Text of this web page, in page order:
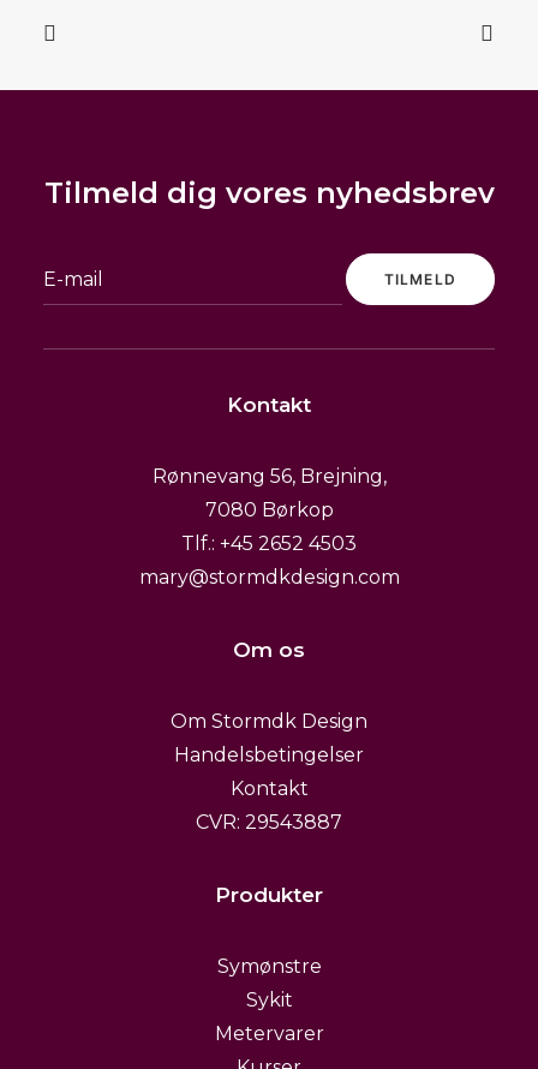
Minna Headband (gratis pdf)
READ MORE
Tilmeld dig vores nyhedsbrev
Kontakt
Rønnevang 56, Brejning,
7080 Børkop
Tlf.: +45 2652 4503
mary@stormdkdesign.com
Om os
Om Stormdk Design
Handelsbetingelser
Kontakt
CVR: 29543887
Produkter
Symønstre
Sykit
Metervarer